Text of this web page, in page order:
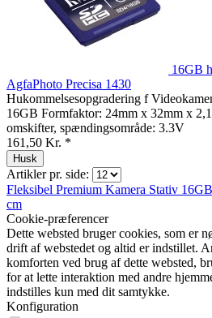
16GB
AgfaPhoto Precisa 1430
Hukommelsesopgradering f
16GB Formfaktor: 24mm x 32mm x
omskifter, spændingsområde: 3.3V
161,50 Kr. *
Husk
Artikler pr. side:
Fleksibel Premium Kamera Stativ 16GB
cm
Cookie-præferencer
Dette websted bruger cookies, som er
drift af webstedet og altid er indstillet.
komforten ved brug af dette websted,
for at lette interaktion med andre
indstilles kun med dit samtykke.
Konfiguration